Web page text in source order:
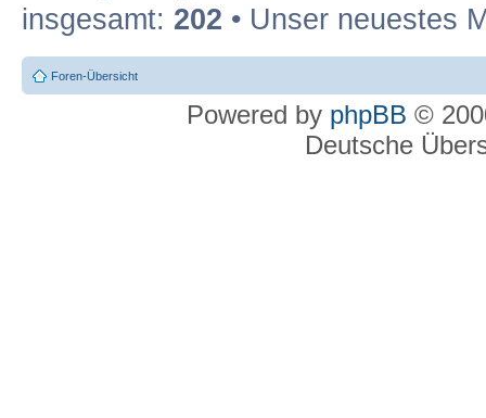
insgesamt: 202 • Unser neuestes
Foren-Übersicht
Powered by phpBB ©
Deutsche